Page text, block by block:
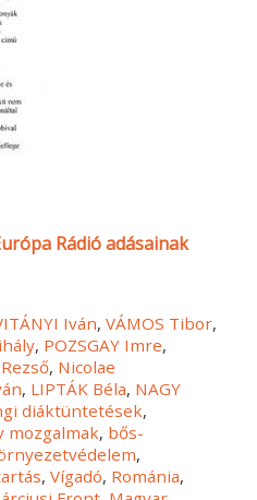
Rádió adásainak
Iván,VÁMOS Tibor,
, POZSGAY Imre,
, Nicolae
, LIPTÁK Béla, NAGY
diáktüntetések,
mozgalmak, bős-
,
,Vígadó, Románia,